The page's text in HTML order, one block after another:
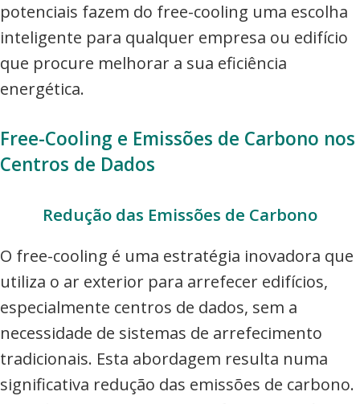
potenciais fazem do free-cooling uma escolha
inteligente para qualquer empresa ou edifício
que procure melhorar a sua eficiência
energética.
Free-Cooling e Emissões de Carbono nos
Centros de Dados
Redução das Emissões de Carbono
O free-cooling é uma estratégia inovadora que
utiliza o ar exterior para arrefecer edifícios,
especialmente centros de dados, sem a
necessidade de sistemas de arrefecimento
tradicionais. Esta abordagem resulta numa
significativa redução das emissões de carbono.